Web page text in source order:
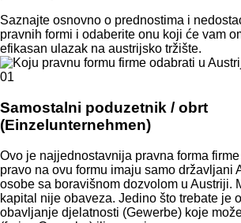
Saznajte osnovno o prednostima i
pravnih formi i odaberite onu koji će vam
efikasan ulazak na austrijsko tržište.
01
Samostalni poduzetnik / obrt
(Einzelunternehmen)
Ovo je najjednostavnija pravna forma
pravo na ovu formu imaju samo državljani
osobe sa boravišnom dozvolom u Austriji.
kapital nije obaveza. Jedino što trebate je
obavljanje djelatnosti (Gewerbe) koje